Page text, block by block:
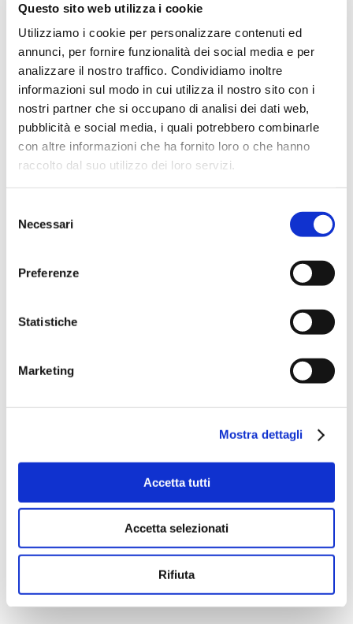
Questo sito web utilizza i cookie
Utilizziamo i cookie per personalizzare contenuti ed
annunci, per fornire funzionalità dei social media e per
analizzare il nostro traffico. Condividiamo inoltre
informazioni sul modo in cui utilizza il nostro sito con i
nostri partner che si occupano di analisi dei dati web,
pubblicità e social media, i quali potrebbero combinarle
con altre informazioni che ha fornito loro o che hanno
raccolto dal suo utilizzo dei loro servizi.
delNecessari
Preferenze
Statistiche
Marketing
Mostra dettagli
Accetta tutti
Accetta selezionati
Rifiuta